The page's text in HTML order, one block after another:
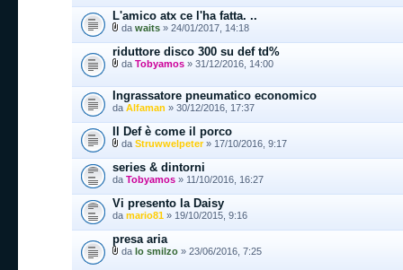
L'amico atx ce l'ha fatta. ..
da waits » 24/01/2017, 14:18
riduttore disco 300 su def td%
da Tobyamos » 31/12/2016, 14:00
Ingrassatore pneumatico economico
da Alfaman » 30/12/2016, 17:37
Il Def è come il porco
da Struwwelpeter» 17/10/2016, 9:17
series & dintorni
da Tobyamos » 11/10/2016, 16:27
Vi presento la Daisy
da mario81 » 19/10/2015, 9:16
presa aria
da lo smilzo » 23/06/2016, 7:25